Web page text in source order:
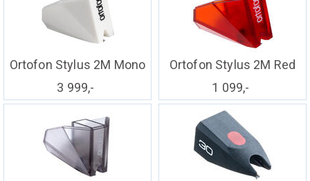
Ortofon Stylus 2M Mono
3 999,-
Ortofon Stylus 2M Red
1 099,-